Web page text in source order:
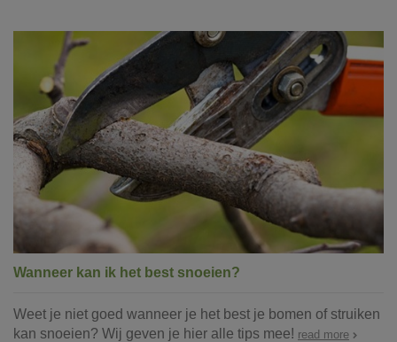
Wanneer kan ik het best snoeien?
Weet je niet goed wanneer je het best je bomen of struiken
kan snoeien? Wij geven je hier alle tips mee! read more